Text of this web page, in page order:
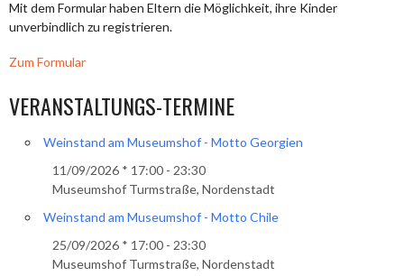
Mit dem Formular haben Eltern die Möglichkeit, ihre Kinder
unverbindlich zu registrieren.
Zum Formular
VERANSTALTUNGS-TERMINE
Weinstand am Museumshof - Motto Georgien
11/09/2026 * 17:00 - 23:30
Museumshof Turmstraße, Nordenstadt
Weinstand am Museumshof - Motto Chile
25/09/2026 * 17:00 - 23:30
Museumshof Turmstraße, Nordenstadt